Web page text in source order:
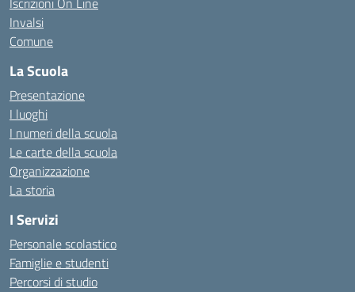
Invalsi
Comune
La Scuola
Presentazione
I luoghi
I numeri della scuola
Le carte della scuola
Organizzazione
La storia
I Servizi
Personale scolastico
Famiglie e studenti
Percorsi di studio